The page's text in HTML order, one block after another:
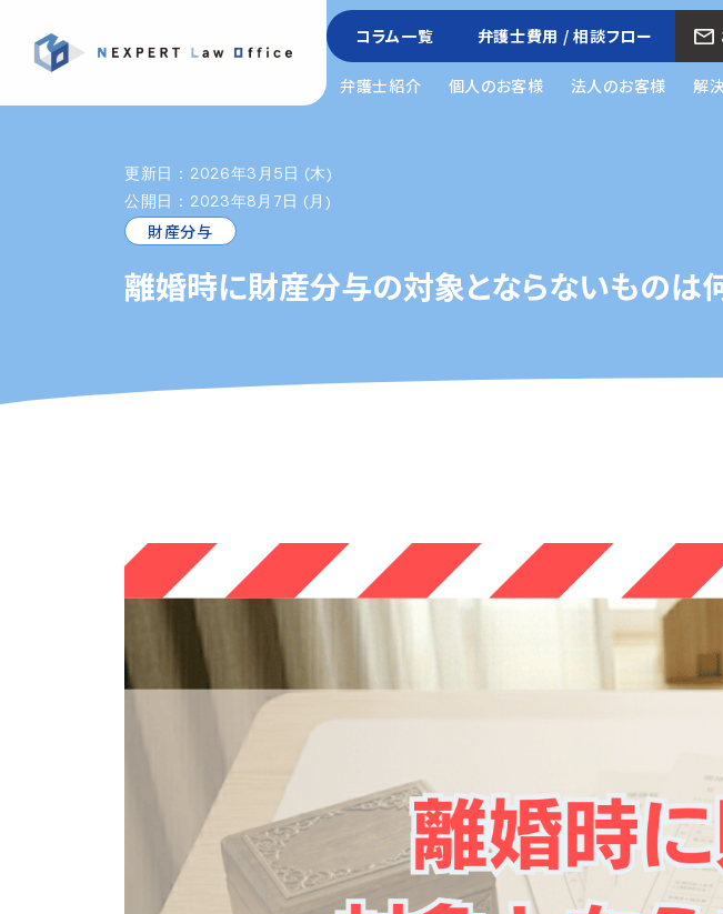
コラム一覧 弁護士費用 / 相談フロー
弁護士紹介 個人のお客様 法人のお客様 解
更新日：2026年3月5日 (木)
公開日：2023年8月7日 (月)
財産分与
離婚時に財産分与の対象とならないものは